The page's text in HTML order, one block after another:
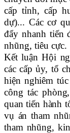
cấp tỉnh, cấp
dự)... Các cơ
đẩy nhanh tiến
nhũng, tiêu cực.
Kết luận Hội
các cấp ủy, tổ
hiện nghiêm
công tác
quan tiến hành
vụ án tham
tham nhũng,